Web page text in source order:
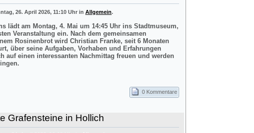
26. April 2026, 11:10 Uhr in Allgemein.
lädt am Montag, 4. Mai um 14:45 Uhr ins Stadtmuseum,
Veranstaltung ein. Nach dem gemeinsamen
Rosinenbrot wird Christian Franke, seit 6 Monaten
über seine Aufgaben, Vorhaben und Erfahrungen
auf einen interessanten Nachmittag freuen und werden
0 Kommentare
Grafensteine in Hollich